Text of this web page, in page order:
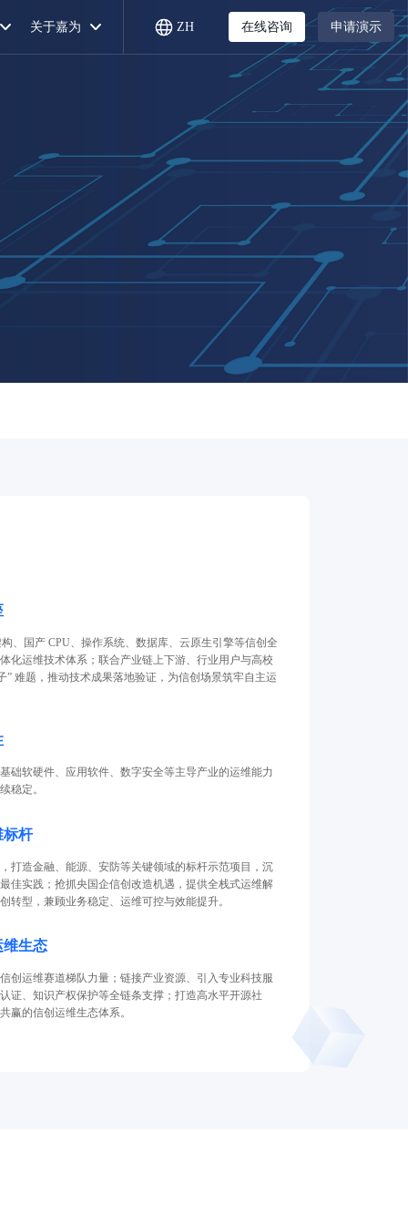
关于嘉为 ZH 在线咨询 申请演示
、国产 CPU、操作系统、数据库、云原生引擎等信创全
化运维技术体系；联合产业链上下游、行业用户与高校
” 难题，推动技术成果落地验证，为信创场景筑牢自主运
础软硬件、应用软件、数字安全等主导产业的运维能力
稳定。
标杆
打造金融、能源、安防等关键领域的标杆示范项目，沉
佳实践；抢抓央国企信创改造机遇，提供全栈式运维解
转型，兼顾业务稳定、运维可控与效能提升。
生态
创运维赛道梯队力量；链接产业资源、引入专业科技服
证、知识产权保护等全链条支撑；打造高水平开源社
赢的信创运维生态体系。